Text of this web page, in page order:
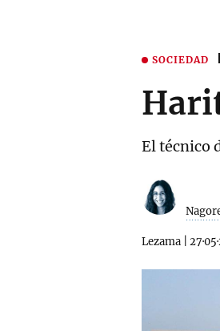
SOCIEDAD
El técnico
Lezama